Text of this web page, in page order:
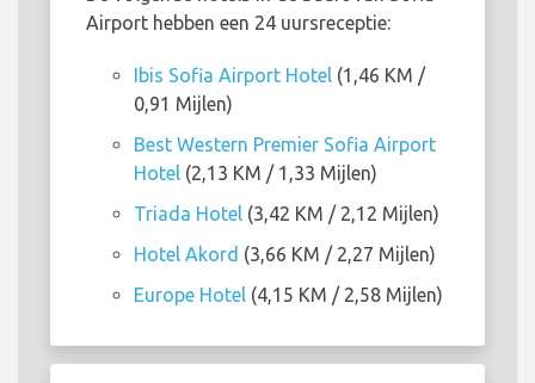
Airport hebben een 24 uursreceptie:
Ibis Sofia Airport Hotel (1,46 KM /
0,91 Mijlen)
Best Western Premier Sofia Airport
Hotel (2,13 KM / 1,33 Mijlen)
Triada Hotel (3,42 KM / 2,12 Mijlen)
Hotel Akord (3,66 KM / 2,27 Mijlen)
Europe Hotel (4,15 KM / 2,58 Mijlen)